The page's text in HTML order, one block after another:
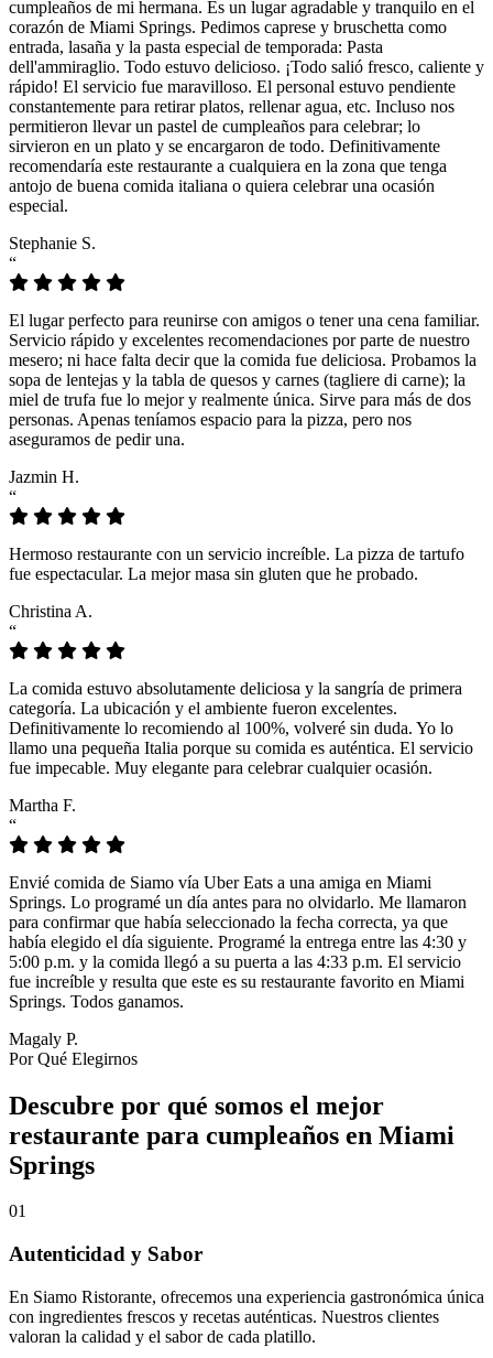
cumpleaños de mi hermana. Es un lugar agradable y tranquilo en el
corazón de Miami Springs. Pedimos caprese y bruschetta como
entrada, lasaña y la pasta especial de temporada: Pasta
dell'ammiraglio. Todo estuvo delicioso. ¡Todo salió fresco, caliente y
rápido! El servicio fue maravilloso. El personal estuvo pendiente
constantemente para retirar platos, rellenar agua, etc. Incluso nos
permitieron llevar un pastel de cumpleaños para celebrar; lo
sirvieron en un plato y se encargaron de todo. Definitivamente
recomendaría este restaurante a cualquiera en la zona que tenga
antojo de buena comida italiana o quiera celebrar una ocasión
especial.
Stephanie S.
“
El lugar perfecto para reunirse con amigos o tener una cena familiar.
Servicio rápido y excelentes recomendaciones por parte de nuestro
mesero; ni hace falta decir que la comida fue deliciosa. Probamos la
sopa de lentejas y la tabla de quesos y carnes (tagliere di carne); la
miel de trufa fue lo mejor y realmente única. Sirve para más de dos
personas. Apenas teníamos espacio para la pizza, pero nos
aseguramos de pedir una.
Jazmin H.
“
Hermoso restaurante con un servicio increíble. La pizza de tartufo
fue espectacular. La mejor masa sin gluten que he probado.
Christina A.
“
La comida estuvo absolutamente deliciosa y la sangría de primera
categoría. La ubicación y el ambiente fueron excelentes.
Definitivamente lo recomiendo al 100%, volveré sin duda. Yo lo
llamo una pequeña Italia porque su comida es auténtica. El servicio
fue impecable. Muy elegante para celebrar cualquier ocasión.
Martha F.
“
Envié comida de Siamo vía Uber Eats a una amiga en Miami
Springs. Lo programé un día antes para no olvidarlo. Me llamaron
para confirmar que había seleccionado la fecha correcta, ya que
había elegido el día siguiente. Programé la entrega entre las 4:30 y
5:00 p.m. y la comida llegó a su puerta a las 4:33 p.m. El servicio
fue increíble y resulta que este es su restaurante favorito en Miami
Springs. Todos ganamos.
Magaly P.
Por Qué Elegirnos
Descubre por qué somos el mejor
restaurante para cumpleaños en Miami
Springs
01
Autenticidad y Sabor
En Siamo Ristorante, ofrecemos una experiencia gastronómica única
con ingredientes frescos y recetas auténticas. Nuestros clientes
valoran la calidad y el sabor de cada platillo.